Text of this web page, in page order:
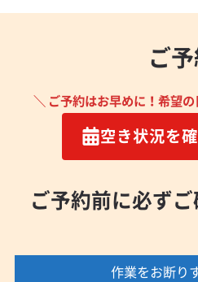
ご
＼ ご予約はお早めに！希望
空き状況を
ご予約前に必ずご
作業をお断り